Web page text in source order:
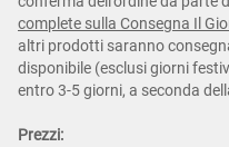
complete sulla Consegna Il
altri prodotti saranno
disponibile (esclusi giorni
entro 3-5 giorni, a seconda
Prezzi: